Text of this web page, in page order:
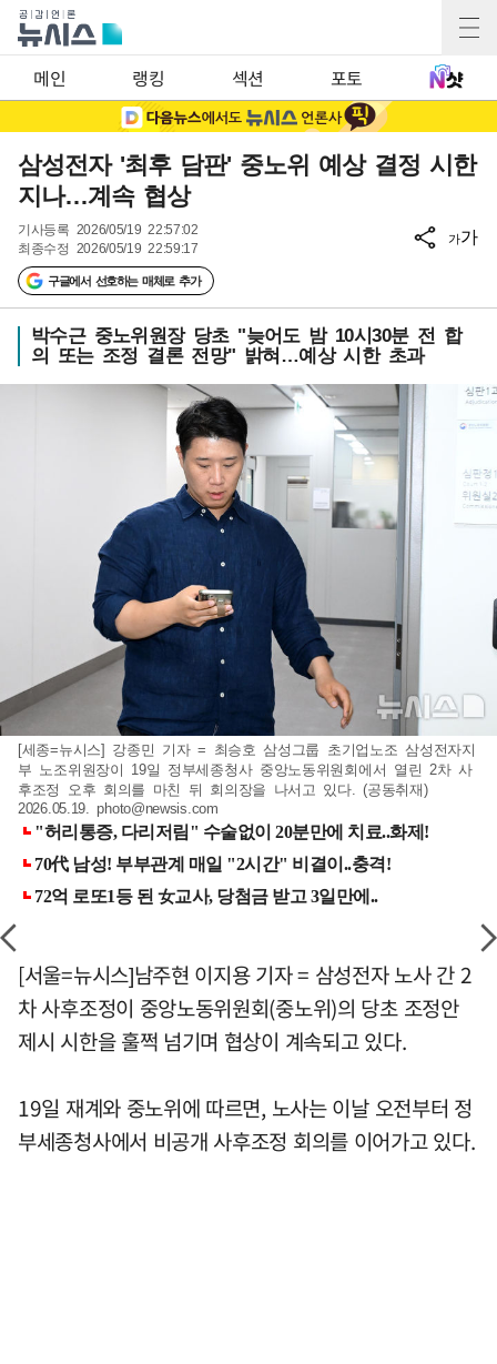
메인 랭킹 섹션 포토
삼성전자 '최후 담판' 중노위 예상 결정 시한
지나…계속 협상
기사등록 2026/05/19 22:57:02
최종수정 2026/05/19 22:59:17
구글에서 선호하는 매체로 추가
가가
박수근 중노위원장 당초 "늦어도 밤 10시30분 전 합
의 또는 조정 결론 전망" 밝혀…예상 시한 초과
[세종=뉴시스] 강종민 기자 = 최승호 삼성그룹 초기업노조 삼성전자지
부 노조위원장이 19일 정부세종청사 중앙노동위원회에서 열린 2차 사
후조정 오후 회의를 마친 뒤 회의장을 나서고 있다. (공동취재)
2026.05.19.photo@newsis.com
[서울=뉴시스]남주현 이지용 기자 = 삼성전자 노사 간 2
차 사후조정이 중앙노동위원회(중노위)의 당초 조정안
제시 시한을 훌쩍 넘기며 협상이 계속되고 있다.
19일 재계와 중노위에 따르면, 노사는 이날 오전부터 정
부세종청사에서 비공개 사후조정 회의를 이어가고 있다.